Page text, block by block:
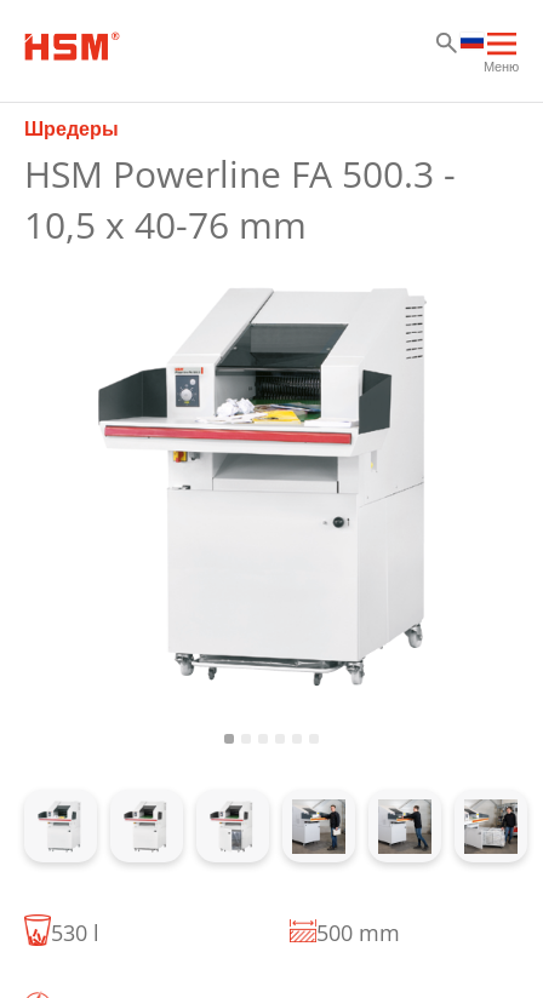
Меню
Шредеры
HSM Powerline FA 500.3 -
10,5 x 40-76 mm
530 l 500 mm